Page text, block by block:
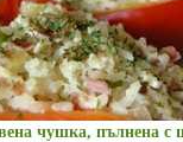
чушка, пълнена с